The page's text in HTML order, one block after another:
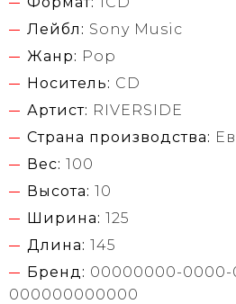
Лейбл: Sony Music
Жанр: Pop
Носитель: CD
Артист: RIVERSIDE
Страна производства:
Вес: 100
Высота: 10
Ширина: 125
Длина: 145
Бренд: 00000000-
000000000000